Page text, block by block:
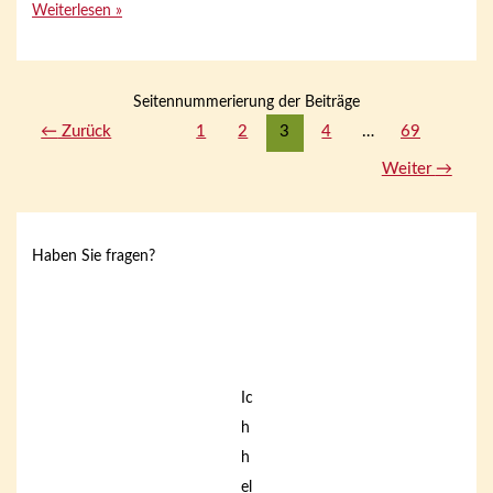
Weiterlesen »
Seitennummerierung der Beiträge
← Zurück 1 2 3 4 … 69
Weiter →
Haben Sie fragen?
Ic
h
h
el